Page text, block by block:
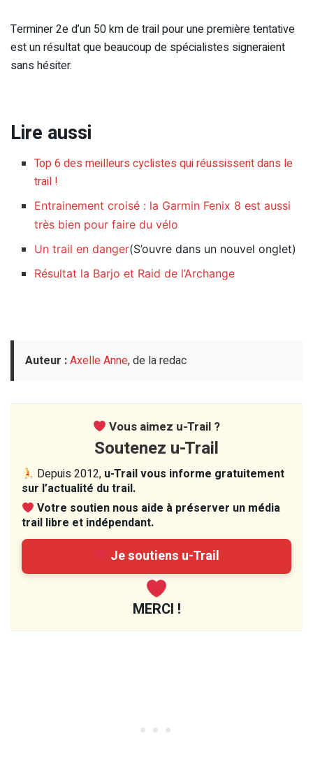
Terminer 2e d’un 50 km de trail pour une première tentative
est un résultat que beaucoup de spécialistes signeraient
sans hésiter.
Lire aussi
Top 6 des meilleurs cyclistes qui réussissent dans le
trail !
Entrainement croisé : la Garmin Fenix 8 est aussi
très bien pour faire du vélo
Un trail en danger(S’ouvre dans un nouvel onglet)
Résultat la Barjo et Raid de l’Archange
Auteur :Axelle Anne, de la redac
Vous aimez u-Trail ?
Soutenez u-Trail
Depuis 2012, u-Trail vous informe gratuitement
sur l’actualité du trail.
Votre soutien nous aide à préserver un média
trail libre et indépendant.
Je soutiens u-Trail
MERCI !